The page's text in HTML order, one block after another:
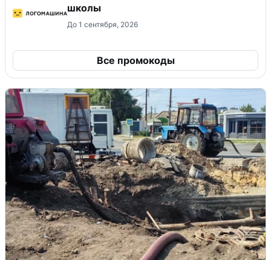
школы
До 1 сентября, 2026
Все промокоды